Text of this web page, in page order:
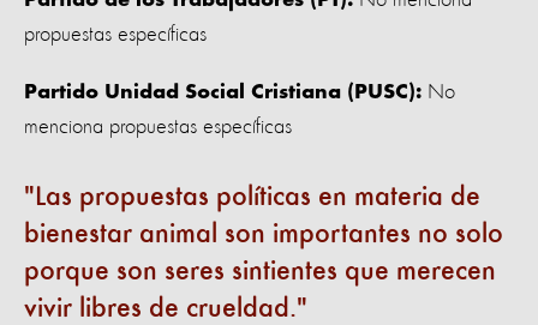
propuestas específicas
Partido Unidad Social Cristiana (PUSC): No
menciona propuestas específicas
Las propuestas políticas en materia de
bienestar animal son importantes no solo
porque son seres sintientes que merecen
vivir libres de crueldad.